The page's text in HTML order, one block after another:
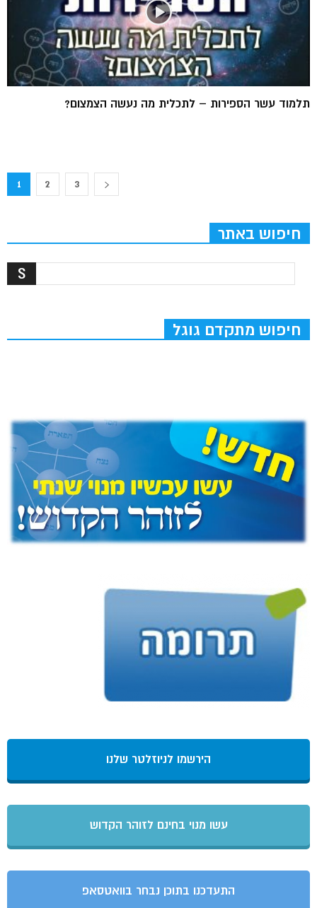
תלמוד עשר הספירות – לתכלית מה נעשה הצמצום?
1 2 3
חיפוש באתר
חיפוש מתקדם גוגל
הירשמו לניוזלטר שלנו
עשו מנוי בחינם לזוהר הקדוש
התעדכנו בתוכן נבחר בוואטסאפ